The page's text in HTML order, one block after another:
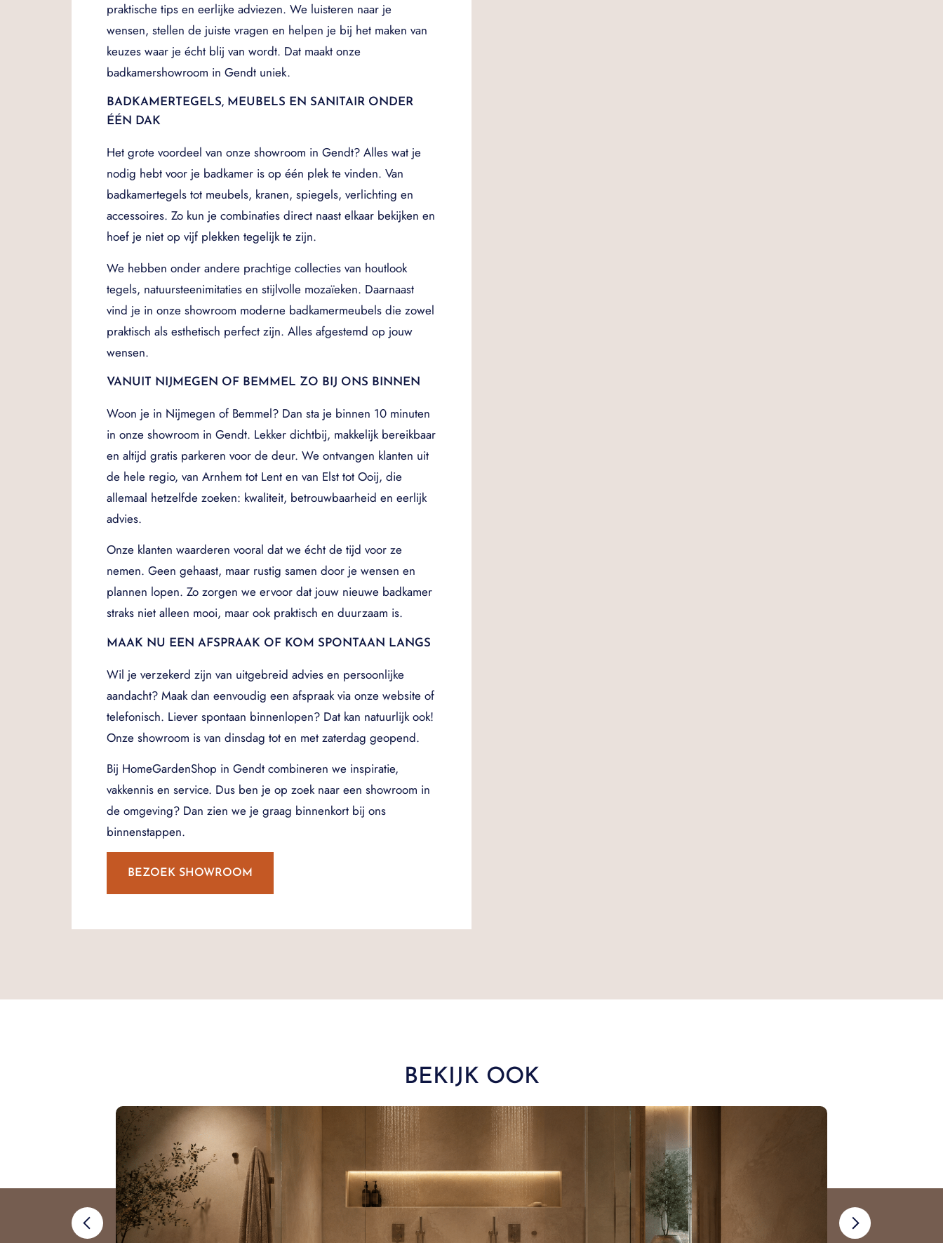
praktische tips en eerlijke adviezen. We luisteren naar je
wensen, stellen de juiste vragen en helpen je bij het maken van
keuzes waar je écht blij van wordt. Dat maakt onze
badkamershowroom in Gendt uniek.
BADKAMERTEGELS, MEUBELS EN SANITAIR ONDER
ÉÉN DAK
Het grote voordeel van onze showroom in Gendt? Alles wat je
nodig hebt voor je badkamer is op één plek te vinden. Van
badkamertegels tot meubels, kranen, spiegels, verlichting en
accessoires. Zo kun je combinaties direct naast elkaar bekijken en
hoef je niet op vijf plekken tegelijk te zijn.
We hebben onder andere prachtige collecties van houtlook
tegels, natuursteenimitaties en stijlvolle mozaïeken. Daarnaast
vind je in onze showroom moderne badkamermeubels die zowel
praktisch als esthetisch perfect zijn. Alles afgestemd op jouw
wensen.
VANUIT NIJMEGEN OF BEMMEL ZO BIJ ONS BINNEN
Woon je in Nijmegen of Bemmel? Dan sta je binnen 10 minuten
in onze showroom in Gendt. Lekker dichtbij, makkelijk bereikbaar
en altijd gratis parkeren voor de deur. We ontvangen klanten uit
de hele regio, van Arnhem tot Lent en van Elst tot Ooij, die
allemaal hetzelfde zoeken: kwaliteit, betrouwbaarheid en eerlijk
advies.
Onze klanten waarderen vooral dat we écht de tijd voor ze
nemen. Geen gehaast, maar rustig samen door je wensen en
plannen lopen. Zo zorgen we ervoor dat jouw nieuwe badkamer
straks niet alleen mooi, maar ook praktisch en duurzaam is.
MAAK NU EEN AFSPRAAK OF KOM SPONTAAN LANGS
Wil je verzekerd zijn van uitgebreid advies en persoonlijke
aandacht? Maak dan eenvoudig een afspraak via onze website of
telefonisch. Liever spontaan binnenlopen? Dat kan natuurlijk ook!
Onze showroom is van dinsdag tot en met zaterdag geopend.
Bij HomeGardenShop in Gendt combineren we inspiratie,
vakkennis en service. Dus ben je op zoek naar een showroom in
de omgeving? Dan zien we je graag binnenkort bij ons
binnenstappen.
BEZOEK SHOWROOM
BEKIJK OOK